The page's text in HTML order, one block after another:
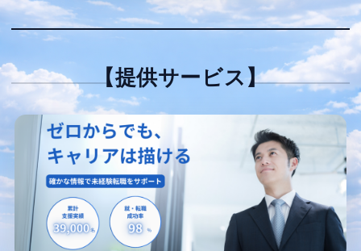
【提供サービス】